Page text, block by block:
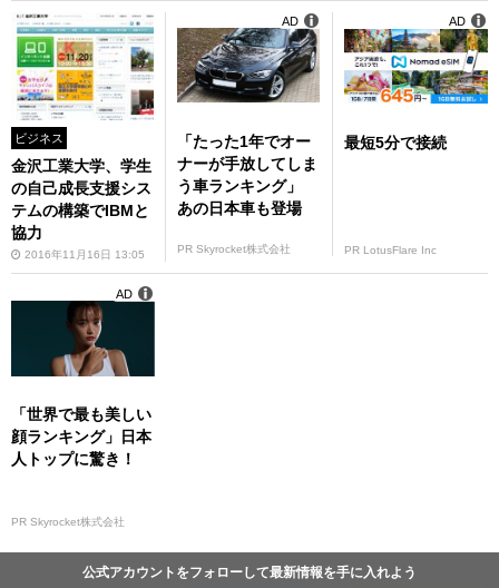
ビジネス
金沢工業大学、学生
の自己成長支援シス
テムの構築でIBMと
協力
2016年11月16日 13:05
「たった1年でオー
ナーが手放してしま
う車ランキング」
あの日本車も登場
PR Skyrocket株式会社
AD
最短5分で接続
PR LotusFlare Inc
AD
「世界で最も美しい
顔ランキング」日本
人トップに驚き！
PR Skyrocket株式会社
AD
公式アカウントをフォローして最新情報を手に入れよう